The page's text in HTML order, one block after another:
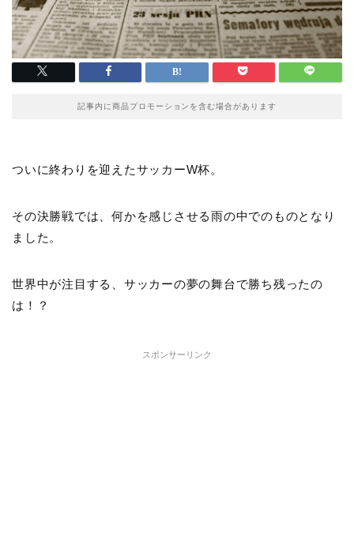
記事内に商品プロモーションを含む場合があります
ついに終わりを迎えたサッカーW杯。
その決勝戦では、何かを感じさせる雨の中でのものとなり
ました。
世界中が注目する、サッカーの夢の舞台で勝ち残ったの
は！？
スポンサーリンク